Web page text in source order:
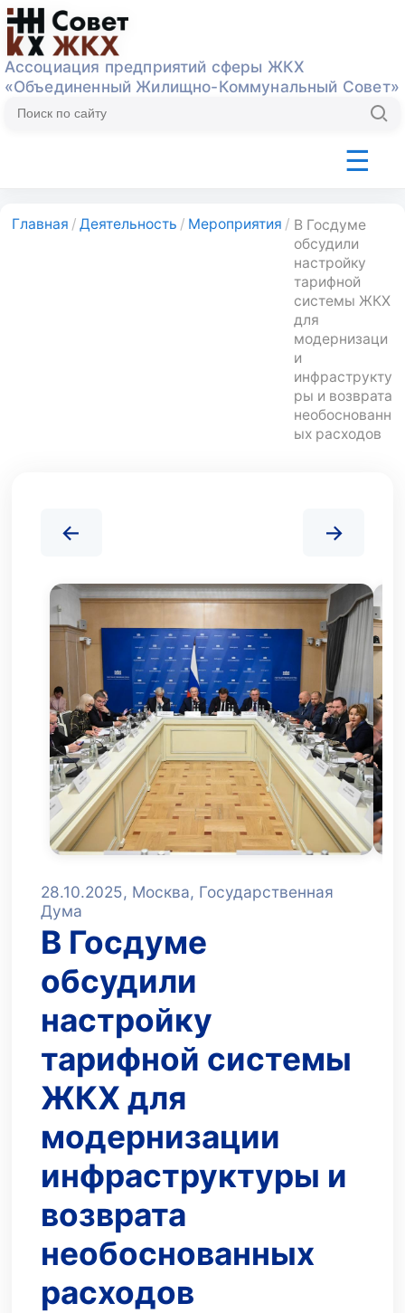
Ассоциация предприятий сферы ЖКХ
«Объединенный Жилищно-Коммунальный Совет»
☰
Главная / Деятельность / Мероприятия / В Госдуме
обсудили
настройку
тарифной
системы ЖКХ
для
модернизаци
и
инфраструкту
ры и возврата
необоснованн
ых расходов
28.10.2025, Москва, Государственная
Дума
В Госдуме
обсудили
настройку
тарифной системы
ЖКХ для
модернизации
инфраструктуры и
возврата
необоснованных
расходов